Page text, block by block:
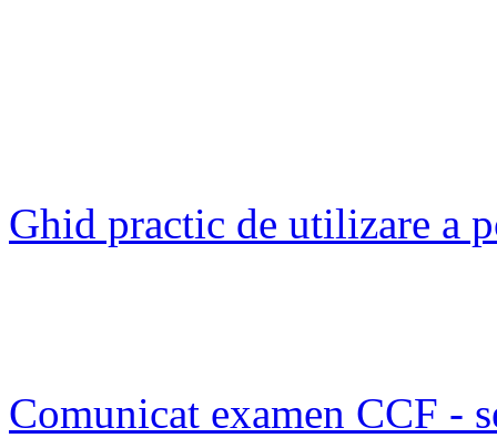
Ghid practic de utilizare a
Comunicat examen CCF -